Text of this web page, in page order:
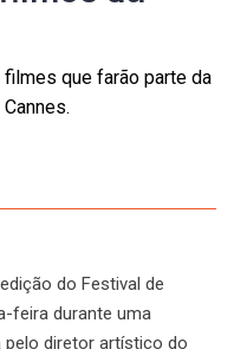
que farão parte da
do Festival de
feira durante uma
diretor artístico do